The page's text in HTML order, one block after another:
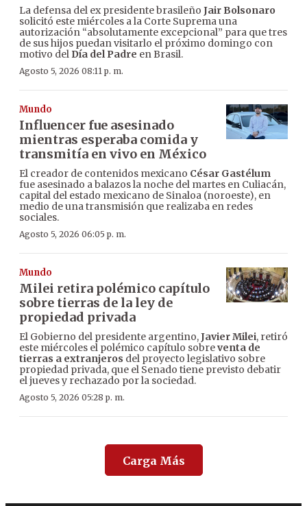
La defensa del ex presidente brasileño Jair Bolsonaro
solicitó este miércoles a la Corte Suprema una
autorización “absolutamente excepcional” para que tres
de sus hijos puedan visitarlo el próximo domingo con
motivo del Día del Padre en Brasil.
Agosto 5, 2026 08:11 p. m.
Mundo
Influencer fue asesinado
mientras esperaba comida y
transmitía en vivo en México
El creador de contenidos mexicano César Gastélum
fue asesinado a balazos la noche del martes en Culiacán,
capital del estado mexicano de Sinaloa (noroeste), en
medio de una transmisión que realizaba en redes
sociales.
Agosto 5, 2026 06:05 p. m.
Mundo
Milei retira polémico capítulo
sobre tierras de la ley de
propiedad privada
El Gobierno del presidente argentino,Javier Milei, retiró
este miércoles el polémico capítulo sobreventa de
tierras a extranjeros del proyecto legislativo sobre
propiedad privada, que el Senado tiene previsto debatir
el jueves y rechazado por la sociedad.
Agosto 5, 2026 05:28 p. m.
Carga Más